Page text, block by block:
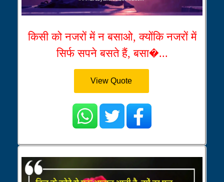
किसी को नजरों में न बसाओ, क्योंकि नजरों में
सिर्फ सपने बसते हैं, बसा�...
View Quote